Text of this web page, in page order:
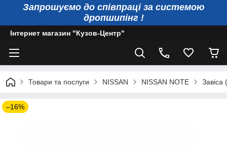
Запрошуємо до співпраці за системою
дропшипінг !
Інтернет магазин "Кузов-Центр"
Товари та послуги NISSAN NISSAN NOTE
–16%